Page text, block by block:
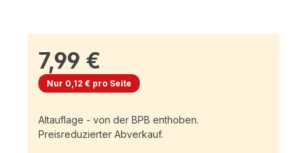
7,99 €
Nur 0,12 € pro Seite
Altauflage - von der BPB enthoben.
Preisreduzierter Abverkauf.